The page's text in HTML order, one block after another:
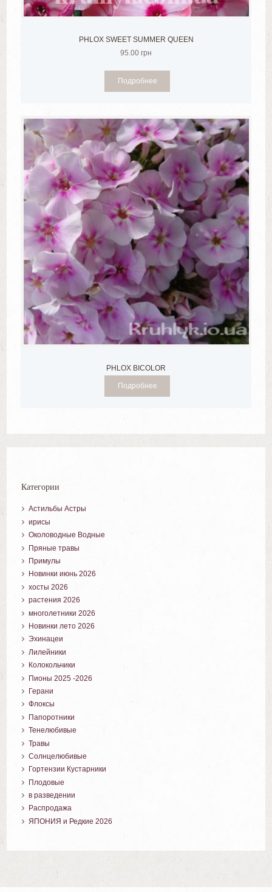
PHLOX SWEET SUMMER QUEEN
95.00 грн
Подробнее
PHLOX BICOLOR
Подробнее
Категории
Астильбы Астры
ирисы
Околоводные Водные
Пряные травы
Примулы
Новинки июнь 2026
хосты 2026
растения 2026
многолетники 2026
Новинки лето 2026
Эхинацеи
Лилейники
Колокольчики
Пионы 2025 -2026
Герани
Флоксы
Папоротники
Тенелюбивые
Травы
Солнцелюбивые
Гортензии Кустарники
Плодовые
в разведении
Распродажа
ЯПОНИЯ и Редкие 2026